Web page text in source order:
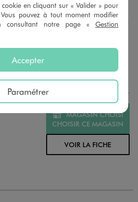
des cartes cadeaux GÉMO d’un
entre 10€ et 150€. Les cartes cadeau
1 an, utilisables en plusieurs fois, pour
magasin. Offrez vos cartes cadeau
MAGASIN CHOISI
CHOISIR CE MAGASIN
VOIR LA FICHE
en cliquant sur « Valider » pour
pouvez à tout moment modifier
consultant notre page « Gestion
Accepter
Paramétrer